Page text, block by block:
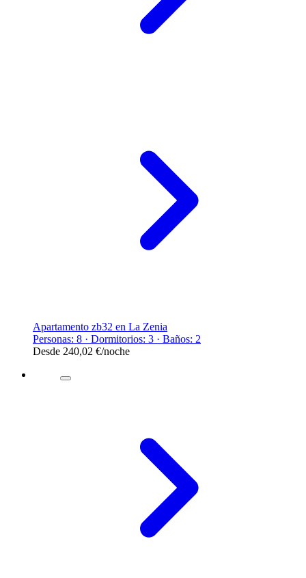
Apartamento zb32 en La Zenia
Personas: 8 · Dormitorios: 3 · Baños: 2
Desde 240,02 €/noche